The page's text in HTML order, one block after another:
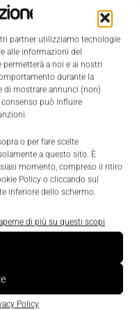
partner utilizziamo tecnologie
alle informazioni del
a noi e ai nostri
durante la
di mostrare annunci (non)
può influire
o per fare scelte
a questo sito. È
momento, compreso il ritiro
Policy o cliccando sul
inferiore dello schermo.
di più su questi scopi
Policy